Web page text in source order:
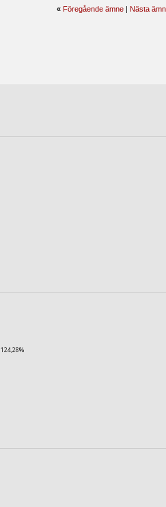
« Föregående ämne| Nästa
124,28%